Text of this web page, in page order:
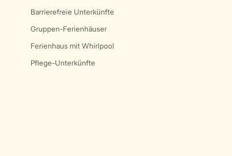
Barrierefreie Unterkünfte
Gruppen-Ferienhäuser
Ferienhaus mit Whirlpool
Pflege-Unterkünfte